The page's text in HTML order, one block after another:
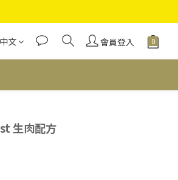
文 會員登入
生肉配方